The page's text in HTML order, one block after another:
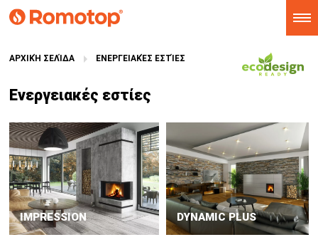
ΑΡΧΙΚΉ ΣΕΛΊΔΑ ΕΝΕΡΓΕΙΑΚΈΣ ΕΣΤΊΕΣ
Ενεργειακές εστίες
IMPRESSION DYNAMIC PLUS